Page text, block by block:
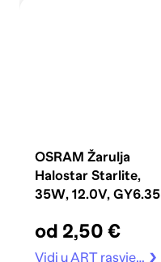
OSRAM Žarulja
Halostar Starlite,
35W, 12.0V, GY6.35
od 2,50 €
Vidi u ART rasvjeta